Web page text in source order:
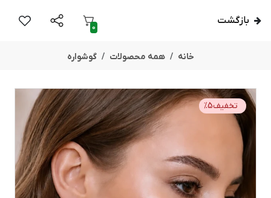
بازگشت
0
خانه همه محصولات گوشواره
تخفیف %5